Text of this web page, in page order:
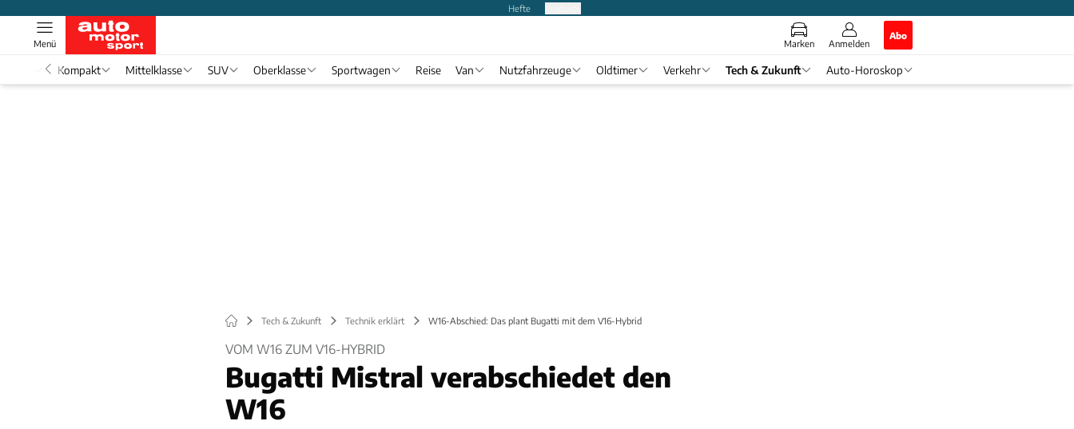
Hefte
Marken Anmelden
Abo
Menü
Kompakt Mittelklasse SUV Oberklasse Sportwagen Reise Van Nutzfahrzeuge Oldtimer Verkehr Tech & Zukunft Auto-Horoskop
Tech & Zukunft Technik erklärt W16-Abschied: Das plant Bugatti mit dem V16-Hybrid
VOM W16 ZUM V16-HYBRID
Bugatti Mistral verabschiedet den
W16